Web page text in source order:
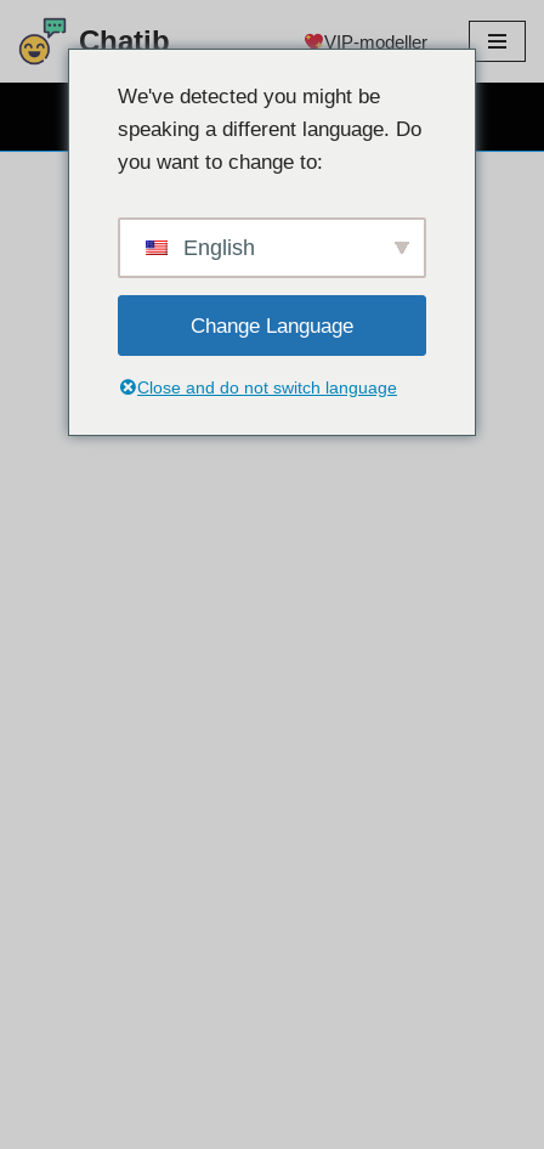
Hoppa
Chatib VIP-modeller
We've detected you might be
speaking a different language. Do
you want to change to:
English
Change Language
Close and do not switch language